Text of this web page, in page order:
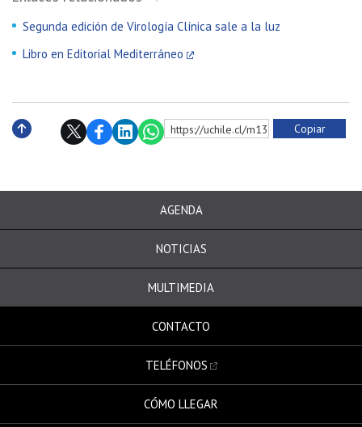
Segunda edición de Virología Clínica sale a la luz
Libro en Editorial Mediterráneo
https://uchile.cl/m138292 Copiar
AGENDA
NOTICIAS
MULTIMEDIA
CONTACTO
TELÉFONOS
CÓMO LLEGAR